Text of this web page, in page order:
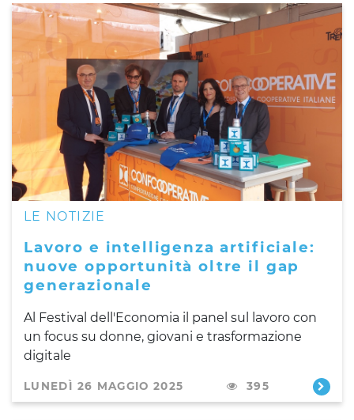
LE NOTIZIE
Lavoro e intelligenza artificiale:
nuove opportunità oltre il gap
generazionale
Al Festival dell'Economia il panel sul lavoro con
un focus su donne, giovani e trasformazione
digitale
LUNEDÌ 26 MAGGIO 2025 395